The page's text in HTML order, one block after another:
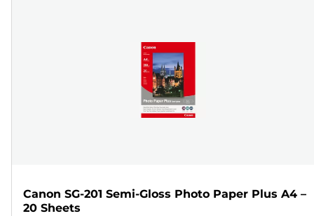
Canon SG-201 Semi-Gloss Photo Paper Plus A4 –
20 Sheets